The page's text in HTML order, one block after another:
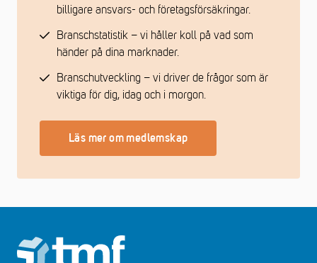
billigare ansvars- och företagsförsäkringar.
Branschstatistik – vi håller koll på vad som
händer på dina marknader.
Branschutveckling – vi driver de frågor som är
viktiga för dig, idag och i morgon.
Läs mer om medlemskap
Footer